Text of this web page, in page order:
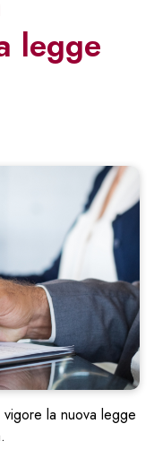
legge
la nuova legge